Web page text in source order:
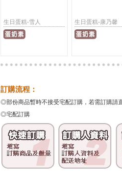
生日蛋糕-雪人 生日蛋糕-康乃馨
訂購流程：
◎部份商品暫時不接受宅配訂購，若需訂購請
◎宅配訂購